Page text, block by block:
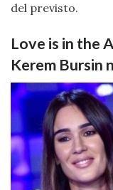
del previsto.
Love is in the
Kerem Bursin